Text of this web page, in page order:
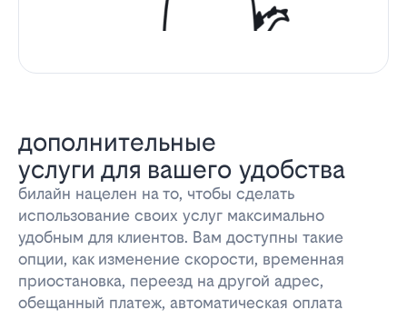
дополнительные
услуги для вашего удобства
билайн нацелен на то, чтобы сделать
использование своих услуг максимально
удобным для клиентов. Вам доступны такие
опции, как изменение скорости, временная
приостановка, переезд на другой адрес,
обещанный платеж, автоматическая оплата